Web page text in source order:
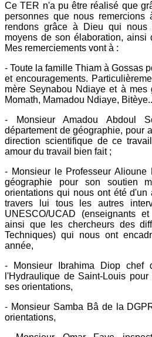
Ce TER n'a pu être réalisé que
personnes que nous
rendons grâce à Dieu qui
moyens de son élaboration, ainsi
Mes remerciements vont à :
- Toute la famille Thiam à Gossas
et encouragements.
mère Seynabou Ndiaye et à mes
Momath, Mamadou Ndiaye,
- Monsieur Amadou Abdoul
département de géographie, pour
direction scientifique de ce
amour du travail bien fait ;
- Monsieur le Professeur Alioune
géographie pour son soutien
orientations qui nous ont été d'un
travers lui tous les autres
UNESCO/UCAD (enseignants
ainsi que les chercheurs des
Techniques) qui nous ont
année,
- Monsieur Ibrahima Diop chef
l'Hydraulique de Saint-Louis
ses orientations,
- Monsieur Samba Bâ de la
orientations,